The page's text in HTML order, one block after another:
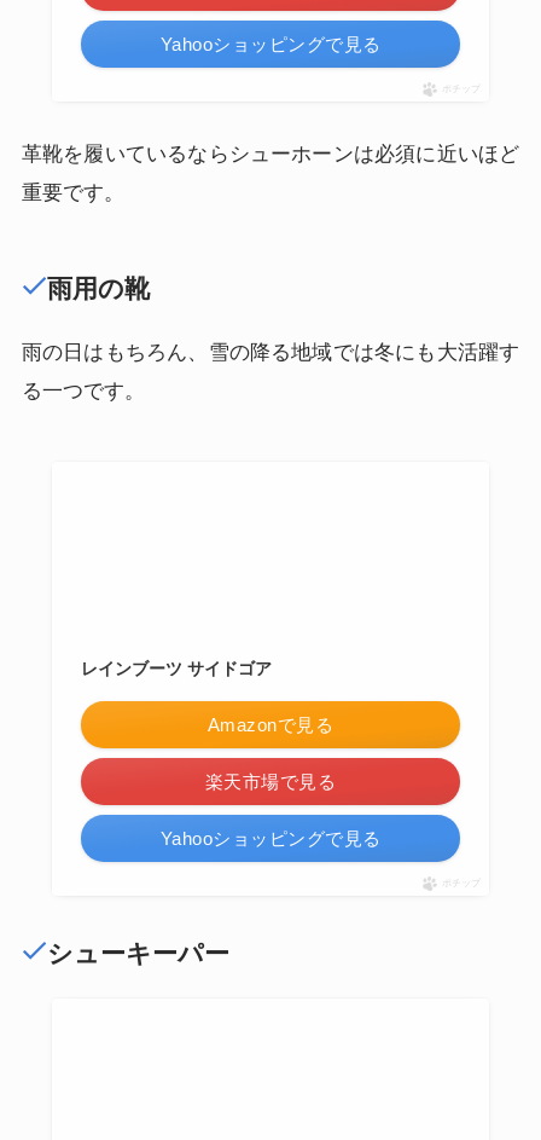
Yahooショッピングで見る
ポチップ
革靴を履いているならシューホーンは必須に近いほど
重要です。
雨用の靴
雨の日はもちろん、雪の降る地域では冬にも大活躍す
る一つです。
レインブーツ サイドゴア
Amazonで見る
楽天市場で見る
Yahooショッピングで見る
ポチップ
シューキーパー